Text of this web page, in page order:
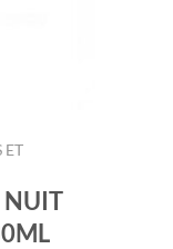
ET
NUIT